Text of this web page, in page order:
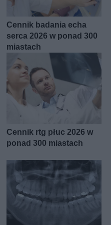
Cennik badania echa
serca 2026 w ponad 300
miastach
Cennik rtg płuc 2026 w
ponad 300 miastach